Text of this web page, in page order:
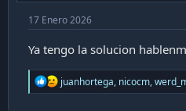
17 Enero 2026
Ya tengo la solucion
R
e
juanhortega, nicocm,